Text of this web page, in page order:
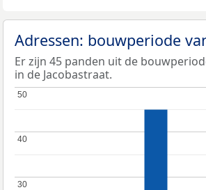
Adressen: bouwperiode
Er zijn 45 panden uit de
in de Jacobastraat.
30
30
40
40
50
50